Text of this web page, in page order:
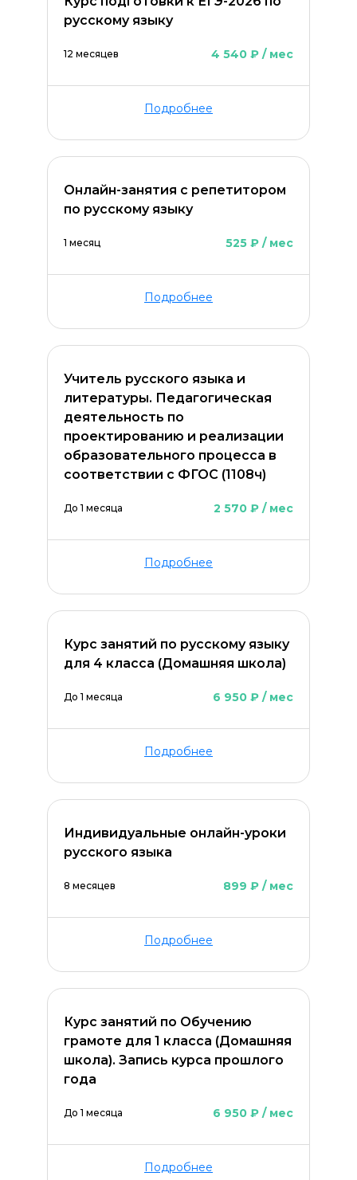
русскому языку
12 месяцев 4 540 ₽ / мес
Подробнее
Онлайн-занятия с репетитором
по русскому языку
1 месяц 525 ₽ / мес
Подробнее
Учитель русского языка и
литературы. Педагогическая
деятельность по
проектированию и реализации
образовательного процесса в
соответствии с ФГОС (1108ч)
До 1 месяца 2 570 ₽ / мес
Подробнее
Курс занятий по русскому языку
для 4 класса (Домашняя школа)
До 1 месяца 6 950 ₽ / мес
Подробнее
Индивидуальные онлайн-уроки
русского языка
8 месяцев 899 ₽ / мес
Подробнее
Курс занятий по Обучению
грамоте для 1 класса (Домашняя
школа). Запись курса прошлого
года
До 1 месяца 6 950 ₽ / мес
Подробнее
Оставить комментарий
ОСТАВИТЬ КОММЕНТАРИЙ